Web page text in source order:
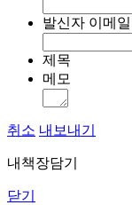
발신자 이메일
제목
메모
취소 내보내기
내책장담기
닫기